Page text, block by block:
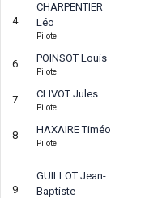
4
CHARPENTIER
Léo
Pilote
6 POINSOT Louis
Pilote
7 CLIVOT Jules
Pilote
8 HAXAIRE Timéo
Pilote
9
GUILLOT Jean-
Baptiste